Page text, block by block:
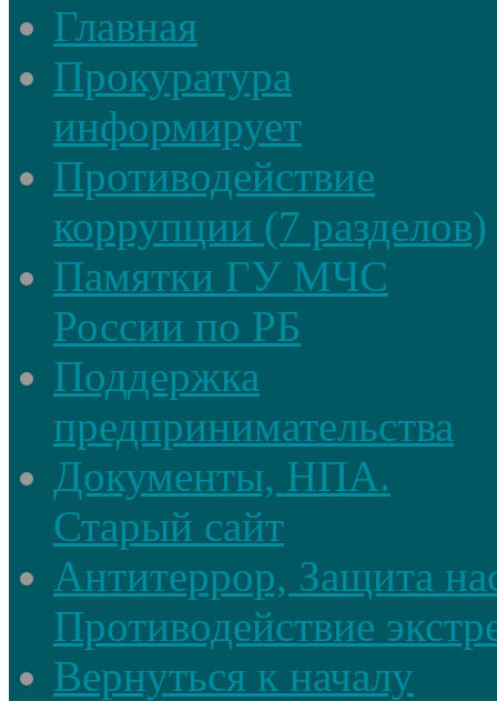
Главная
Прокуратура
информирует
Противодействие
коррупции (7 разделов)
Памятки ГУ МЧС
России по РБ
Поддержка
предпринимательства
Документы, НПА.
Старый сайт
Антитеррор, Защита
Противодействие
Вернуться к началу